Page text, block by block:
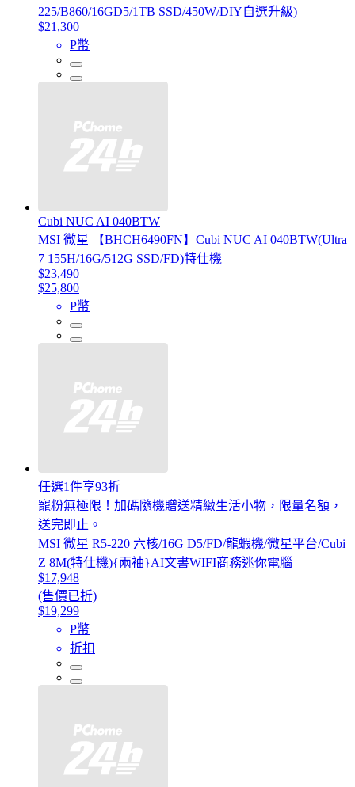
225/B860/16GD5/1TB SSD/450W/DIY自選升級)
$21,300
P幣
Cubi NUC AI 040BTW
MSI 微星 【BHCH6490FN】Cubi NUC AI 040BTW(Ultra
7 155H/16G/512G SSD/FD)特仕機
$23,490
$25,800
P幣
任選1件享93折
寵粉無極限！加碼隨機贈送精緻生活小物，限量名額，
送完即止。
MSI 微星 R5-220 六核/16G D5/FD/龍蝦機/微星平台/Cubi
Z 8M(特仕機){兩袖}AI文書WIFI商務迷你電腦
$17,948
(售價已折)
$19,299
P幣
折扣